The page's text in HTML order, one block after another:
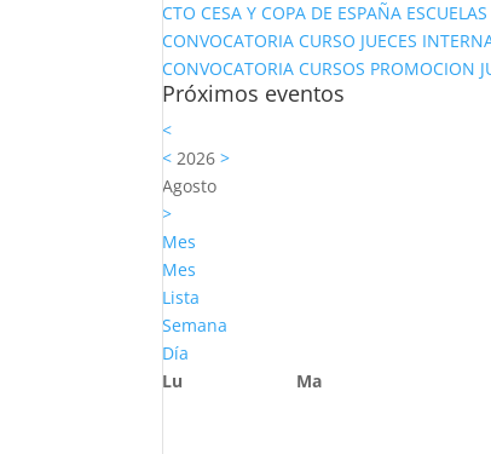
CTO CESA Y COPA DE ESPAÑA
CONVOCATORIA CURSO JUECES
CONVOCATORIA CURSOS PROMOCION
Próximos eventos
<
< 2026>
Agosto
>
Mes
Mes
Lista
Semana
Día
Lu
Ma